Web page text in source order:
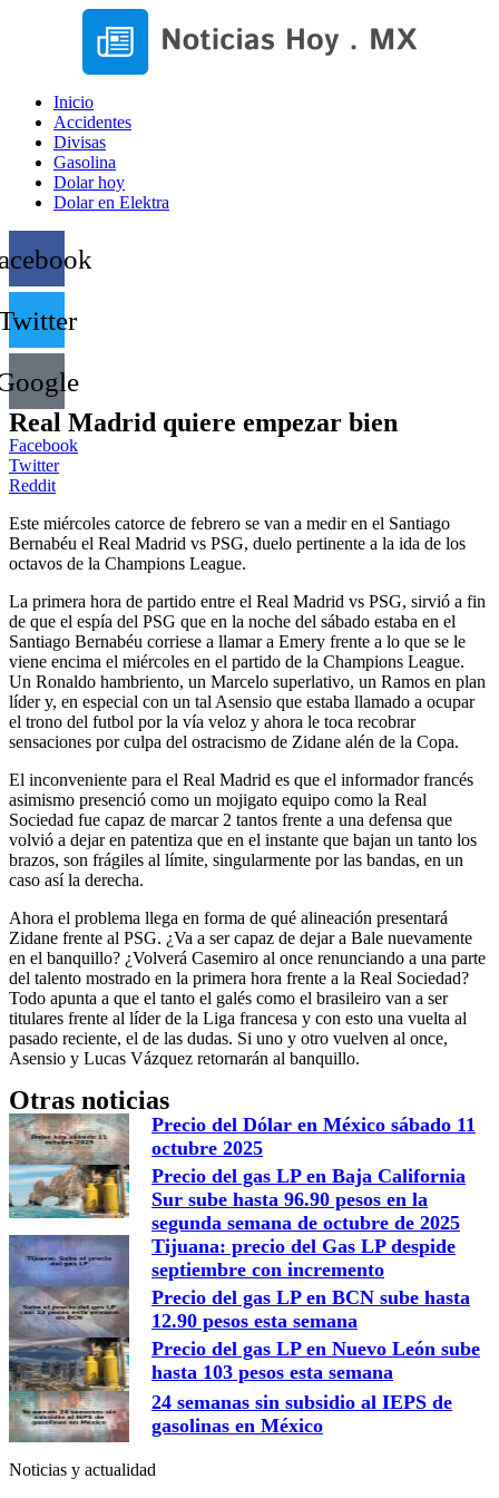
Inicio
Accidentes
Divisas
Gasolina
Dolar hoy
Dolar en Elektra
Real Madrid quiere empezar bien
Facebook
Twitter
Reddit
Este miércoles catorce de febrero se van a medir en el Santiago
Bernabéu el Real Madrid vs PSG, duelo pertinente a la ida de los
octavos de la Champions League.
La primera hora de partido entre el Real Madrid vs PSG, sirvió a fin
de que el espía del PSG que en la noche del sábado estaba en el
Santiago Bernabéu corriese a llamar a Emery frente a lo que se le
viene encima el miércoles en el partido de la Champions League.
Un Ronaldo hambriento, un Marcelo superlativo, un Ramos en plan
líder y, en especial con un tal Asensio que estaba llamado a ocupar
el trono del futbol por la vía veloz y ahora le toca recobrar
sensaciones por culpa del ostracismo de Zidane alén de la Copa.
El inconveniente para el Real Madrid es que el informador francés
asimismo presenció como un mojigato equipo como la Real
Sociedad fue capaz de marcar 2 tantos frente a una defensa que
volvió a dejar en patentiza que en el instante que bajan un tanto los
brazos, son frágiles al límite, singularmente por las bandas, en un
caso así la derecha.
Ahora el problema llega en forma de qué alineación presentará
Zidane frente al PSG. ¿Va a ser capaz de dejar a Bale nuevamente
en el banquillo? ¿Volverá Casemiro al once renunciando a una parte
del talento mostrado en la primera hora frente a la Real Sociedad?
Todo apunta a que el tanto el galés como el brasileiro van a ser
titulares frente al líder de la Liga francesa y con esto una vuelta al
pasado reciente, el de las dudas. Si uno y otro vuelven al once,
Asensio y Lucas Vázquez retornarán al banquillo.
Otras noticias
Precio del Dólar en México sábado 11
octubre 2025
Precio del gas LP en Baja California
Sur sube hasta 96.90 pesos en la
segunda semana de octubre de 2025
Tijuana: precio del Gas LP despide
septiembre con incremento
Precio del gas LP en BCN sube hasta
12.90 pesos esta semana
Precio del gas LP en Nuevo León sube
hasta 103 pesos esta semana
24 semanas sin subsidio al IEPS de
gasolinas en México
Noticias y actualidad